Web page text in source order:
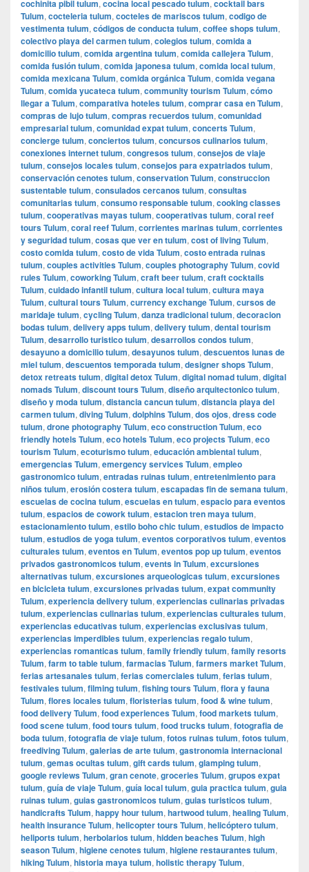
cochinita pibil tulum, cocina local pescado tulum, cocktail bars
Tulum, cocteleria tulum, cocteles de mariscos tulum, codigo de
vestimenta tulum, códigos de conducta tulum, coffee shops tulum,
colectivo playa del carmen tulum, colegios tulum, comida a
domicilio tulum, comida argentina tulum, comida callejera Tulum,
comida fusión tulum, comida japonesa tulum, comida local tulum,
comida mexicana Tulum, comida orgánica Tulum, comida vegana
Tulum, comida yucateca tulum, community tourism Tulum, cómo
llegar a Tulum, comparativa hoteles tulum, comprar casa en Tulum,
compras de lujo tulum, compras recuerdos tulum, comunidad
empresarial tulum, comunidad expat tulum, concerts Tulum,
concierge tulum, conciertos tulum, concursos culinarios tulum,
conexiones internet tulum, congresos tulum, consejos de viaje
tulum, consejos locales tulum, consejos para expatriados tulum,
conservación cenotes tulum, conservation Tulum, construccion
sustentable tulum, consulados cercanos tulum, consultas
comunitarias tulum, consumo responsable tulum, cooking classes
tulum, cooperativas mayas tulum, cooperativas tulum, coral reef
tours Tulum, coral reef Tulum, corrientes marinas tulum, corrientes
y seguridad tulum, cosas que ver en tulum, cost of living Tulum,
costo comida tulum, costo de vida Tulum, costo entrada ruinas
tulum, couples activities Tulum, couples photography Tulum, covid
rules Tulum, coworking Tulum, craft beer tulum, craft cocktails
Tulum, cuidado infantil tulum, cultura local tulum, cultura maya
Tulum, cultural tours Tulum, currency exchange Tulum, cursos de
maridaje tulum, cycling Tulum, danza tradicional tulum, decoracion
bodas tulum, delivery apps tulum, delivery tulum, dental tourism
Tulum, desarrollo turistico tulum, desarrollos condos tulum,
desayuno a domicilio tulum, desayunos tulum, descuentos lunas de
miel tulum, descuentos temporada tulum, designer shops Tulum,
detox retreats tulum, digital detox Tulum, digital nomad tulum, digital
nomads Tulum, discount tours Tulum, diseño arquitectonico tulum,
diseño y moda tulum, distancia cancun tulum, distancia playa del
carmen tulum, diving Tulum, dolphins Tulum, dos ojos, dress code
tulum, drone photography Tulum, eco construction Tulum, eco
friendly hotels Tulum, eco hotels Tulum, eco projects Tulum, eco
tourism Tulum, ecoturismo tulum, educación ambiental tulum,
emergencias Tulum, emergency services Tulum, empleo
gastronomico tulum, entradas ruinas tulum, entretenimiento para
niños tulum, erosión costera tulum, escapadas fin de semana tulum,
escuelas de cocina tulum, escuelas en tulum, espacio para eventos
tulum, espacios de cowork tulum, estacion tren maya tulum,
estacionamiento tulum, estilo boho chic tulum, estudios de impacto
tulum, estudios de yoga tulum, eventos corporativos tulum, eventos
culturales tulum, eventos en Tulum, eventos pop up tulum, eventos
privados gastronomicos tulum, events in Tulum, excursiones
alternativas tulum, excursiones arqueologicas tulum, excursiones
en bicicleta tulum, excursiones privadas tulum, expat community
Tulum, experiencia delivery tulum, experiencias culinarias privadas
tulum, experiencias culinarias tulum, experiencias culturales tulum,
experiencias educativas tulum, experiencias exclusivas tulum,
experiencias imperdibles tulum, experiencias regalo tulum,
experiencias romanticas tulum, family friendly tulum, family resorts
Tulum, farm to table tulum, farmacias Tulum, farmers market Tulum,
ferias artesanales tulum, ferias comerciales tulum, ferias tulum,
festivales tulum, filming tulum, fishing tours Tulum, flora y fauna
Tulum, flores locales tulum, floristerias tulum, food & wine tulum,
food delivery Tulum, food experiences Tulum, food markets tulum,
food scene tulum, food tours tulum, food trucks tulum, fotografia de
boda tulum, fotografia de viaje tulum, fotos ruinas tulum, fotos tulum,
freediving Tulum, galerias de arte tulum, gastronomia internacional
tulum, gemas ocultas tulum, gift cards tulum, glamping tulum,
google reviews Tulum, gran cenote, groceries Tulum, grupos expat
tulum, guía de viaje Tulum, guía local tulum, guia practica tulum, guia
ruinas tulum, guias gastronomicos tulum, guias turisticos tulum,
handicrafts Tulum, happy hour tulum, hartwood tulum, healing Tulum,
health insurance Tulum, helicopter tours Tulum, helicóptero tulum,
heliports tulum, herbolarios tulum, hidden beaches Tulum, high
season Tulum, higiene cenotes tulum, higiene restaurantes tulum,
hiking Tulum, historia maya tulum, holistic therapy Tulum,